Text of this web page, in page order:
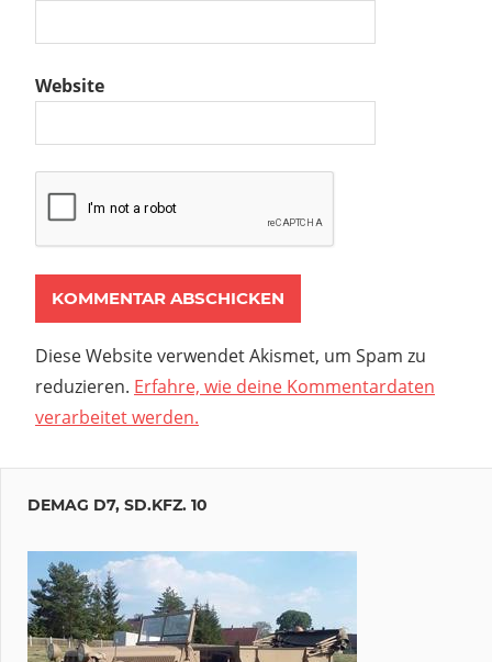
Website
Diese Website verwendet Akismet, um Spam zu
reduzieren. Erfahre, wie deine Kommentardaten
verarbeitet werden.
DEMAG D7, SD.KFZ. 10